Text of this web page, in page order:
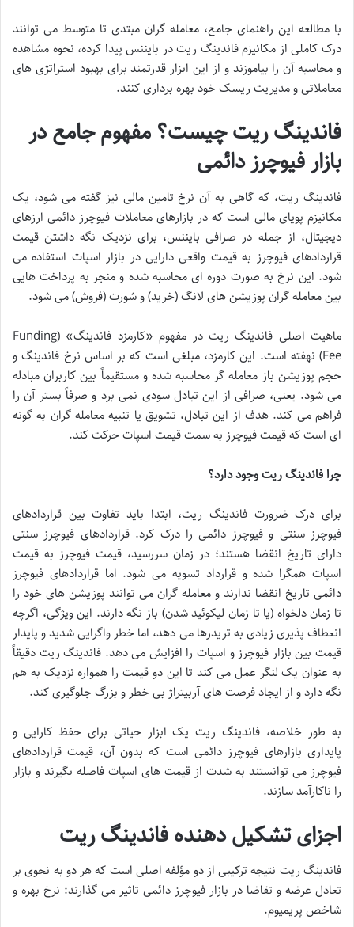
با مطالعه این راهنمای جامع، معامله گران مبتدی تا متوسط می توانند
درک کاملی از مکانیزم فاندینگ ریت در بایننس پیدا کرده، نحوه مشاهده
و محاسبه آن را بیاموزند و از این ابزار قدرتمند برای بهبود استراتژی های
معاملاتی و مدیریت ریسک خود بهره برداری کنند.
فاندینگ ریت چیست؟ مفهوم جامع در
بازار فیوچرز دائمی
فاندینگ ریت، که گاهی به آن نرخ تامین مالی نیز گفته می شود، یک
مکانیزم پویای مالی است که در بازارهای معاملات فیوچرز دائمی ارزهای
دیجیتال، از جمله در صرافی بایننس، برای نزدیک نگه داشتن قیمت
قراردادهای فیوچرز به قیمت واقعی دارایی در بازار اسپات استفاده می
شود. این نرخ به صورت دوره ای محاسبه شده و منجر به پرداخت هایی
بین معامله گران پوزیشن های لانگ (خرید) و شورت (فروش) می شود.
ماهیت اصلی فاندینگ ریت در مفهوم «کارمزد فاندینگ» (Funding
Fee) نهفته است. این کارمزد، مبلغی است که بر اساس نرخ فاندینگ و
حجم پوزیشن باز معامله گر محاسبه شده و مستقیماً بین کاربران مبادله
می شود. یعنی، صرافی از این تبادل سودی نمی برد و صرفاً بستر آن را
فراهم می کند. هدف از این تبادل، تشویق یا تنبیه معامله گران به گونه
ای است که قیمت فیوچرز به سمت قیمت اسپات حرکت کند.
چرا فاندینگ ریت وجود دارد؟
برای درک ضرورت فاندینگ ریت، ابتدا باید تفاوت بین قراردادهای
فیوچرز سنتی و فیوچرز دائمی را درک کرد. قراردادهای فیوچرز سنتی
دارای تاریخ انقضا هستند؛ در زمان سررسید، قیمت فیوچرز به قیمت
اسپات همگرا شده و قرارداد تسویه می شود. اما قراردادهای فیوچرز
دائمی تاریخ انقضا ندارند و معامله گران می توانند پوزیشن های خود را
تا زمان دلخواه (یا تا زمان لیکوئید شدن) باز نگه دارند. این ویژگی، اگرچه
انعطاف پذیری زیادی به تریدرها می دهد، اما خطر واگرایی شدید و پایدار
قیمت بین بازار فیوچرز و اسپات را افزایش می دهد. فاندینگ ریت دقیقاً
به عنوان یک لنگر عمل می کند تا این دو قیمت را همواره نزدیک به هم
نگه دارد و از ایجاد فرصت های آربیتراژ بی خطر و بزرگ جلوگیری کند.
به طور خلاصه، فاندینگ ریت یک ابزار حیاتی برای حفظ کارایی و
پایداری بازارهای فیوچرز دائمی است که بدون آن، قیمت قراردادهای
فیوچرز می توانستند به شدت از قیمت های اسپات فاصله بگیرند و بازار
را ناکارآمد سازند.
اجزای تشکیل دهنده فاندینگ ریت
فاندینگ ریت نتیجه ترکیبی از دو مؤلفه اصلی است که هر دو به نحوی بر
تعادل عرضه و تقاضا در بازار فیوچرز دائمی تاثیر می گذارند: نرخ بهره و
شاخص پریمیوم.